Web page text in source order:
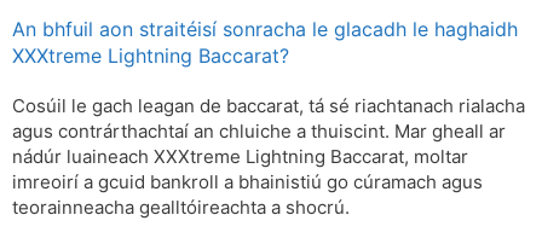
An bhfuil aon straitéisí sonracha le glacadh le haghaidh
XXXtreme Lightning Baccarat?
Cosúil le gach leagan de baccarat, tá sé riachtanach rialacha
agus contrárthachtaí an chluiche a thuiscint. Mar gheall ar
nádúr luaineach XXXtreme Lightning Baccarat, moltar
imreoirí a gcuid bankroll a bhainistiú go cúramach agus
teorainneacha gealltóireachta a shocrú.